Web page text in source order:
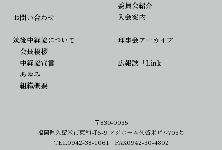
お問い合わせ
筑後中経協について
会長挨拶
中経協宣言
あゆみ
組織概要
委員会紹介
入会案内
理事会アーカイブ
広報誌「Link」
〒830-0035
福岡県久留米市東和町6-9 フジホーム久留米ビル703号
TEL0942-38-1061 FAX0942-30-4802